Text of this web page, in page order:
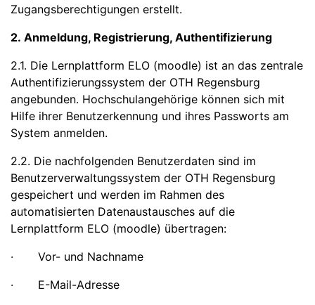
Zugangsberechtigungen erstellt.
2. Anmeldung, Registrierung, Authentifizierung
2.1. Die Lernplattform ELO (moodle) ist an das zentrale
Authentifizierungssystem der OTH Regensburg
angebunden. Hochschulangehörige können sich mit
Hilfe ihrer Benutzerkennung und ihres Passworts am
System anmelden.
2.2. Die nachfolgenden Benutzerdaten sind im
Benutzerverwaltungssystem der OTH Regensburg
gespeichert und werden im Rahmen des
automatisierten Datenaustausches auf die
Lernplattform ELO (moodle) übertragen:
· Vor- und Nachname
· E-Mail-Adresse